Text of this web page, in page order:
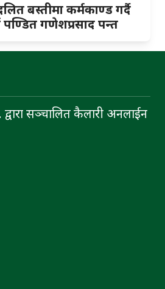
बस्तीमा कर्मकाण्ड गर्दै
पण्डित गणेशप्रसाद पन्त
द्वारा सञ्चालित कैलारी अनलाईन